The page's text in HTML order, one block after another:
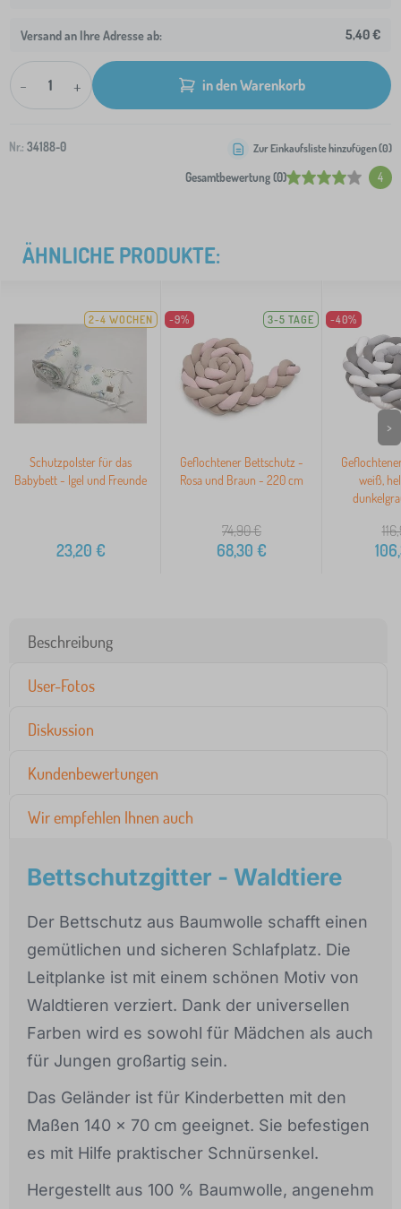
Versand an Ihre Adresse ab: 5,40 €
- + in den Warenkorb
Nr.: 34188-0
Gesamtbewertung (0) 4
Zur Einkaufsliste hinzufügen (0)
ÄHNLICHE PRODUKTE:
2-4 WOCHEN
Schutzpolster für das
Babybett - Igel und Freunde
23,20 €
-9% 3-5 TAGE
Geflochtener Bettschutz -
Rosa und Braun - 220 cm
74,90€
68,30 €
-40%
weiß,
>
Beschreibung
User-Fotos
Diskussion
Kundenbewertungen
Wir empfehlen Ihnen auch
Bettschutzgitter - Waldtiere
Der Bettschutz aus Baumwolle schafft einen
gemütlichen und sicheren Schlafplatz. Die
Leitplanke ist mit einem schönen Motiv von
Waldtieren verziert. Dank der universellen
Farben wird es sowohl für Mädchen als auch
für Jungen großartig sein.
Das Geländer ist für Kinderbetten mit den
Maßen 140 x 70 cm geeignet. Sie befestigen
es mit Hilfe praktischer Schnürsenkel.
Hergestellt aus 100 % Baumwolle, angenehm